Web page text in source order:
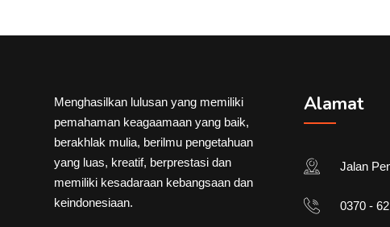
Menghasilkan lulusan yang memiliki
pemahaman keagaamaan yang baik,
berakhlak mulia, berilmu pengetahuan
yang luas, kreatif, berprestasi dan
memiliki kesadaraan kebangsaan dan
keindonesiaan.
Alamat
Jalan
0370 -